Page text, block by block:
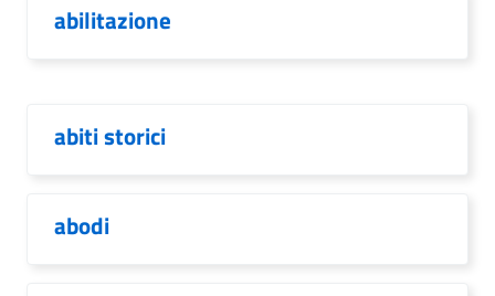
abilitazione
abiti storici
abodi